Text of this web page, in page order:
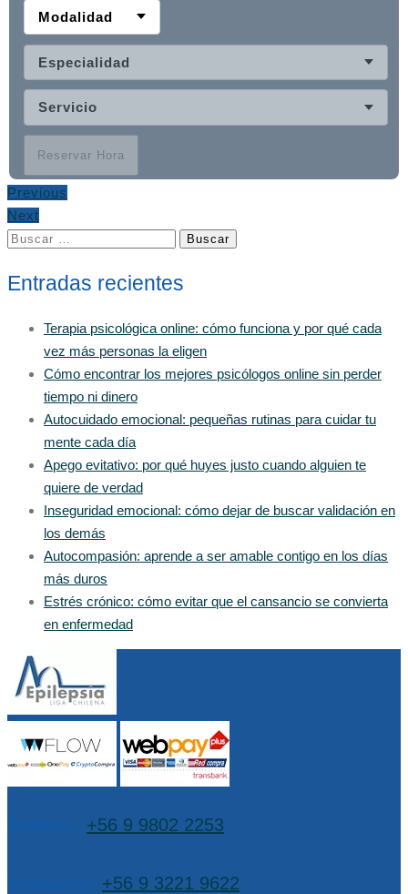
Modalidad
Especialidad
Servicio
Reservar Hora
Previous
Next
Buscar:
Entradas recientes
Terapia psicológica online: cómo funciona y por qué cada
vez más personas la eligen
Cómo encontrar los mejores psicólogos online sin perder
tiempo ni dinero
Autocuidado emocional: pequeñas rutinas para cuidar tu
mente cada día
Apego evitativo: por qué huyes justo cuando alguien te
quiere de verdad
Inseguridad emocional: cómo dejar de buscar validación en
los demás
Autocompasión: aprende a ser amable contigo en los días
más duros
Estrés crónico: cómo evitar que el cansancio se convierta
en enfermedad
+56 9 9802 2253
+56 9 3221 9622